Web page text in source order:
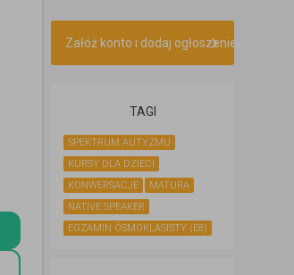
Załóż konto i dodaj ogłoszenie
TAGI
SPEKTRUM AUTYZMU
KURSY DLA DZIECI
KONWERSACJE
MATURA
NATIVE SPEAKER
EGZAMIN ÓSMOKLASISTY (E8)